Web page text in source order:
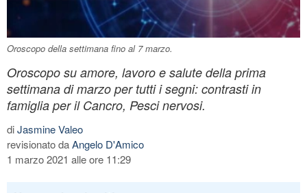
Oroscopo della settimana fino al 7 marzo.
Oroscopo su amore, lavoro e salute della prima
settimana di marzo per tutti i segni: contrasti in
famiglia per il Cancro, Pesci nervosi.
diJasmine Valeo
revisionato daAngelo D'Amico
1 marzo 2021 alle ore 11:29